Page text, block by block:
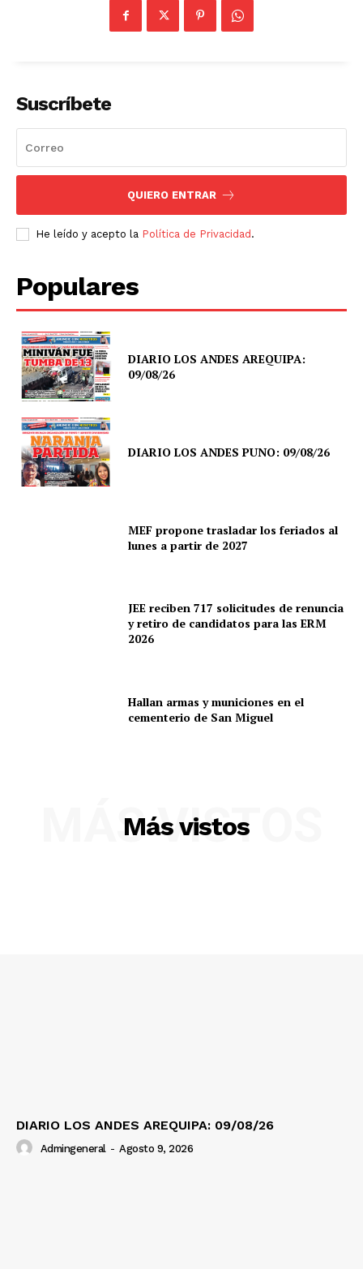
SUSCRIBETE
Diario los Andes
Nosotros
Contacto
Prensa
Suscríbete
QUIERO ENTRAR
He leído y acepto la Política de Privacidad .
Populares
DIARIO LOS ANDES AREQUIPA:
09/08/26
DIARIO LOS ANDES PUNO: 09/08/26
MEF propone trasladar los feriados al
lunes a partir de 2027
JEE reciben 717 solicitudes de renuncia
y retiro de candidatos para las ERM
2026
Hallan armas y municiones en el
cementerio de San Miguel
Más vistos
MÁS VISTOS
DIARIO LOS ANDES AREQUIPA: 09/08/26
Admingeneral - Agosto 9, 2026